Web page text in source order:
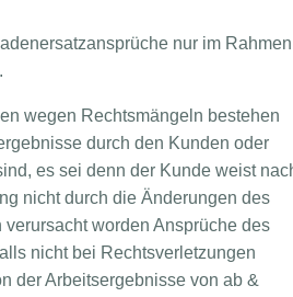
nur im Rahmen
wegen Rechtsmängeln bestehen
durch den Kunden oder
es sei denn der Kunde weist
nicht durch die Änderungen des
verursacht worden Ansprüche des
nicht bei Rechtsverletzungen
der Arbeitsergebnisse von ab &